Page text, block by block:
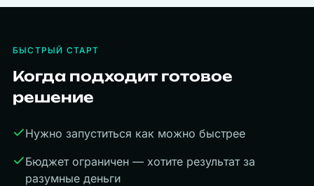
БЫСТРЫЙ СТАРТ
Когда подходит готовое
решение
Нужно запуститься как можно быстрее
Бюджет ограничен — хотите результат за
разумные деньги